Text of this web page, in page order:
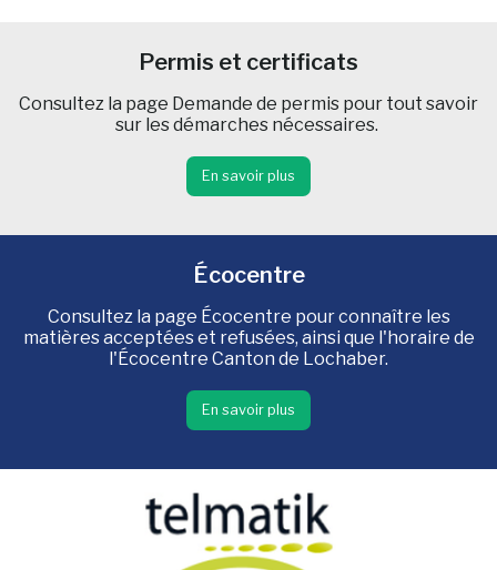
Permis et certificats
Consultez la page Demande de permis pour tout savoir
sur les démarches nécessaires.
En savoir plus
Écocentre
Consultez la page Écocentre pour connaître les
matières acceptées et refusées, ainsi que l'horaire de
l'Écocentre Canton de Lochaber.
En savoir plus